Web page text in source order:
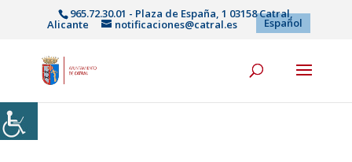
965.72.30.01 - Plaza de España, 1 03158 Catral,
Alicante notificaciones@catral.es Español